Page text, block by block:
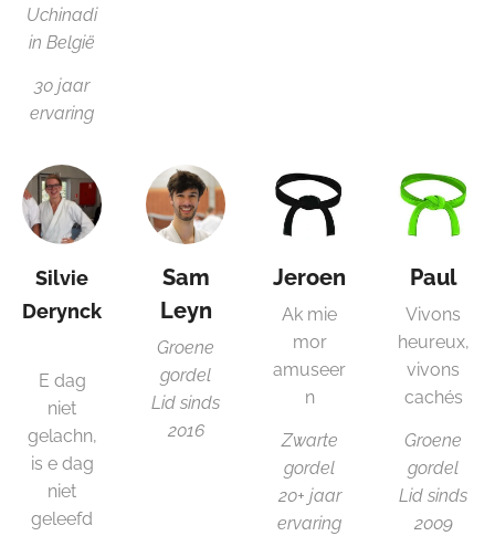
Uchinadi
in België
30 jaar
ervaring
Silvie
Derynck
E dag
niet
gelachn,
is e dag
niet
geleefd
Sam
Leyn
Groene
gordel
Lid sinds
2016
Jeroen
Ak mie
mor
amuseer
n
Zwarte
gordel
20+ jaar
ervaring
Paul
Vivons
heureux,
vivons
cachés
Groene
gordel
Lid sinds
2009